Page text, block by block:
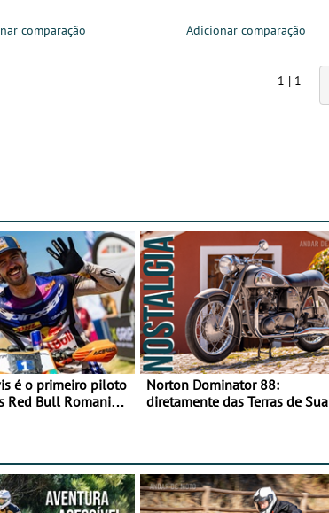
comparação Adicionar comparação
1 | 1
é o primeiro piloto
Red Bull Romaniacs
Norton Dominator 88:
diretamente das Terras de Sua